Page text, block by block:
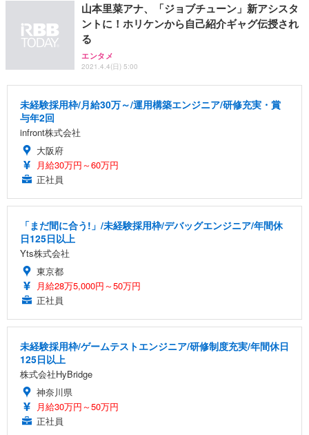
山本里菜アナ、「ジョブチューン」新アシスタ
ントに！ホリケンから自己紹介ギャグ伝授され
る
エンタメ
2021.4.4(日) 5:00
未経験採用枠/月給30万～/運用構築エンジニア/研修充実・賞
与年2回
infront株式会社
大阪府
月給30万円～60万円
正社員
「まだ間に合う!」/未経験採用枠/デバッグエンジニア/年間休
日125日以上
Yts株式会社
東京都
月給28万5,000円～50万円
正社員
未経験採用枠/ゲームテストエンジニア/研修制度充実/年間休日
125日以上
株式会社HyBridge
神奈川県
月給30万円～50万円
正社員